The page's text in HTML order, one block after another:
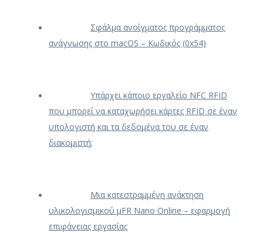
Σφάλμα ανοίγματος προγράμματος
ανάγνωσης στο macOS – Κωδικός (0x54)
Υπάρχει κάποιο εργαλείο NFC RFID
που μπορεί να καταχωρήσει κάρτες RFID σε έναν
υπολογιστή και τα δεδομένα του σε έναν
διακομιστή;
Μια κατεστραμμένη ανάκτηση
υλικολογισμικού μFR Nano Online – εφαρμογή
επιφάνειας εργασίας